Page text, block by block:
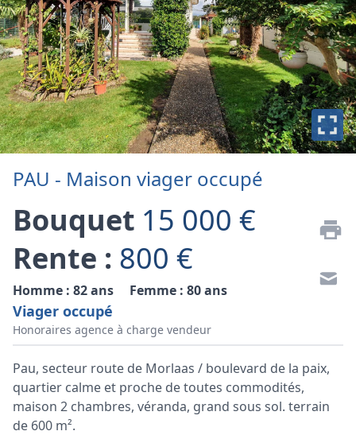
PAU - Maison viager occupé
Bouquet 15 000 €
Rente : 800 €
Homme : 82 ans Femme : 80 ans
Viager occupé
Honoraires agence à charge vendeur
Pau, secteur route de Morlaas / boulevard de la paix,
quartier calme et proche de toutes commodités,
maison 2 chambres, véranda, grand sous sol. terrain
de 600 m².